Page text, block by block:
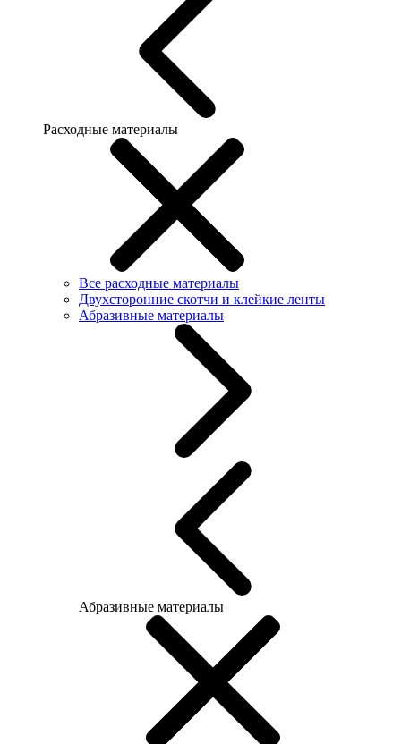
Расходные материалы
Все расходные материалы
Двухсторонние скотчи и клейкие ленты
Абразивные материалы
Абразивные материалы